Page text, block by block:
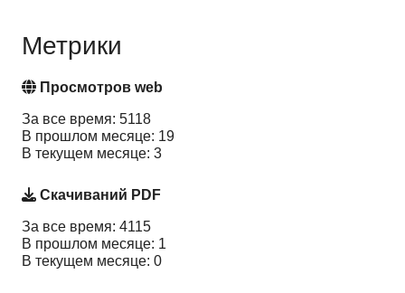
Метрики
Просмотров web
За все время: 5118
В прошлом месяце: 19
В текущем месяце: 3
Скачиваний PDF
За все время: 4115
В прошлом месяце: 1
В текущем месяце: 0